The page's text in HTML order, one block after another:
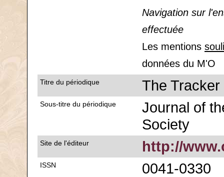
Navigation sur
effectuée
Les mentions
données du M'O
Titre du périodique The Tracker
Sous-titre du périodique
Journal of
Society
Site de l'éditeur http://
ISSN 0041-0330